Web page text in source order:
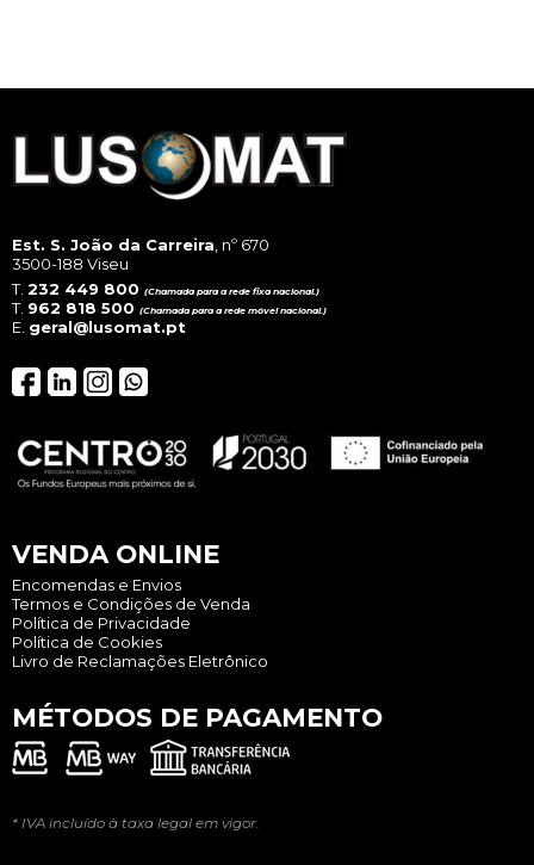
Est. S. João da Carreira , nº 670
3500-188 Viseu
T. 232 449 800 (Chamada para a rede fixa nacional.)
T. 962 818 500 (Chamada para a rede móvel nacional.)
E. geral@lusomat.pt
VENDA ONLINE
Encomendas e Envios
Termos e Condições de Venda
Política de Privacidade
Política de Cookies
Livro de Reclamações Eletrônico
MÉTODOS DE PAGAMENTO
* IVA incluído à taxa legal em vigor.